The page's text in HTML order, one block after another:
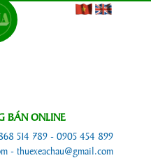
BÁN ONLINE
514 789 - 0905 454 899
- thuexeachau@gmail.com